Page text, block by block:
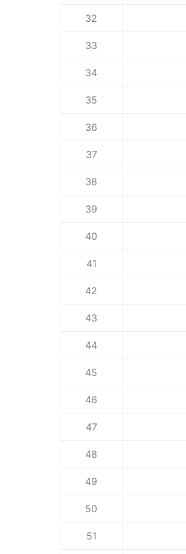
32
33
34
35
36
37
38
39
40
41
42
43
44
45
46
47
48
49
50
51